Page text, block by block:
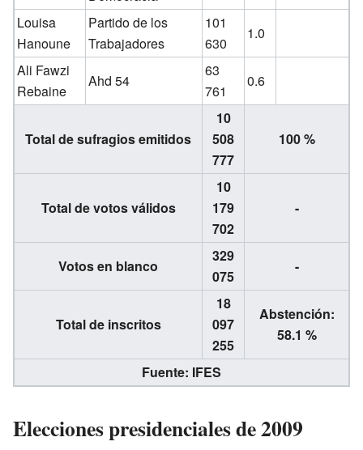
Louisa
Hanoune
Partido de los
Trabajadores
101
630
1.0
Ali Fawzi
Rebaine
Ahd 54
63
761
0.6
Total de sufragios emitidos
10
508
777
100 %
Total de votos válidos
10
179
702
-
Votos en blanco
329
075
-
Total de inscritos
18
097
255
Abstención:
58.1 %
Fuente: IFES
Elecciones presidenciales de 2009